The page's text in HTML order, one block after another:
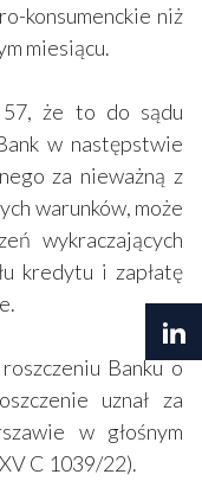
konsumenckie niż
miesiącu.
57, że to do sądu
w następstwie
za nieważną z
warunków, może
wykraczających
kredytu i zapłatę
Banku o
uznał za
w głośnym
C 1039/22).